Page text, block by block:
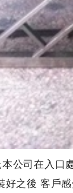
公司在入
之後 客戶